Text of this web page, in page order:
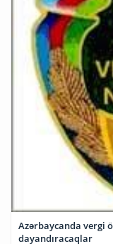
Azərbaycanda vergi
dayandıracaqlar